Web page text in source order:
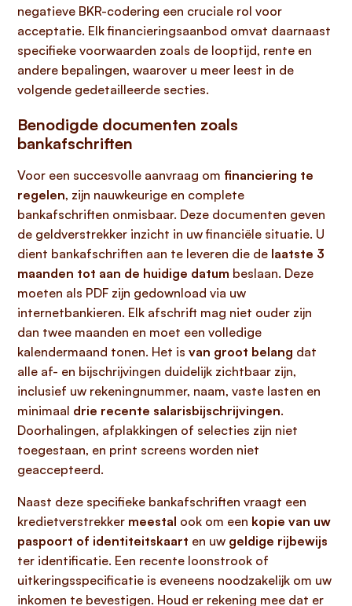
negatieve BKR-codering een cruciale rol voor
acceptatie. Elk financieringsaanbod omvat daarnaast
specifieke voorwaarden zoals de looptijd, rente en
andere bepalingen, waarover u meer leest in de
volgende gedetailleerde secties.
Benodigde documenten zoals
bankafschriften
Voor een succesvolle aanvraag om financiering te
regelen, zijn nauwkeurige en complete
bankafschriften onmisbaar. Deze documenten geven
de geldverstrekker inzicht in uw financiële situatie. U
dient bankafschriften aan te leveren die de laatste 3
maanden tot aan de huidige datum beslaan. Deze
moeten als PDF zijn gedownload via uw
internetbankieren. Elk afschrift mag niet ouder zijn
dan twee maanden en moet een volledige
kalendermaand tonen. Het is van groot belang dat
alle af- en bijschrijvingen duidelijk zichtbaar zijn,
inclusief uw rekeningnummer, naam, vaste lasten en
minimaal drie recente salarisbijschrijvingen.
Doorhalingen, afplakkingen of selecties zijn niet
toegestaan, en print screens worden niet
geaccepteerd.
Naast deze specifieke bankafschriften vraagt een
kredietverstrekker meestal ook om een kopie van uw
paspoort of identiteitskaart en uw geldige rijbewijs
ter identificatie. Een recente loonstrook of
uitkeringsspecificatie is eveneens noodzakelijk om uw
inkomen te bevestigen. Houd er rekening mee dat er